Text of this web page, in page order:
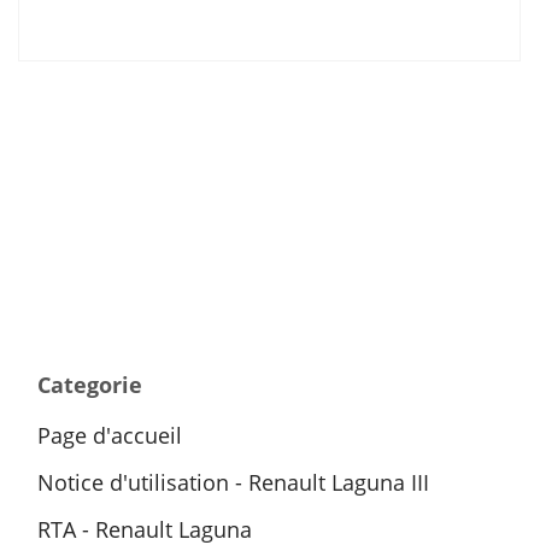
Categorie
Page d'accueil
Notice d'utilisation - Renault Laguna III
RTA - Renault Laguna